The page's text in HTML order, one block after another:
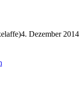
4. Dezember 2014